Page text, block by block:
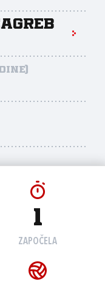
1
ZAPOČELA